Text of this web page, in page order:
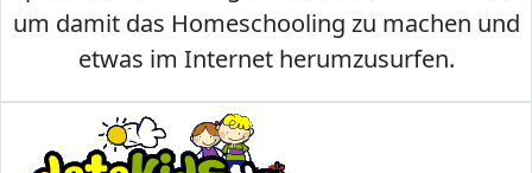
um damit das Homeschooling zu machen und
etwas im Internet herumzusurfen.